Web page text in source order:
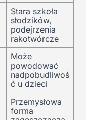
Stara szkoła
słodzików,
podejrzenia
rakotwórcze
Może
powodować
nadpobudliwoś
ć u dzieci
Przemysłowa
forma